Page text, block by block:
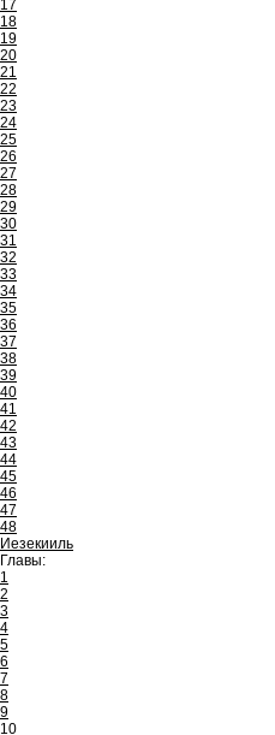
17
18
19
20
21
22
23
24
25
26
27
28
29
30
31
32
33
34
35
36
37
38
39
40
41
42
43
44
45
46
47
48
Иезекииль
Главы:
1
2
3
4
5
6
7
8
9
10